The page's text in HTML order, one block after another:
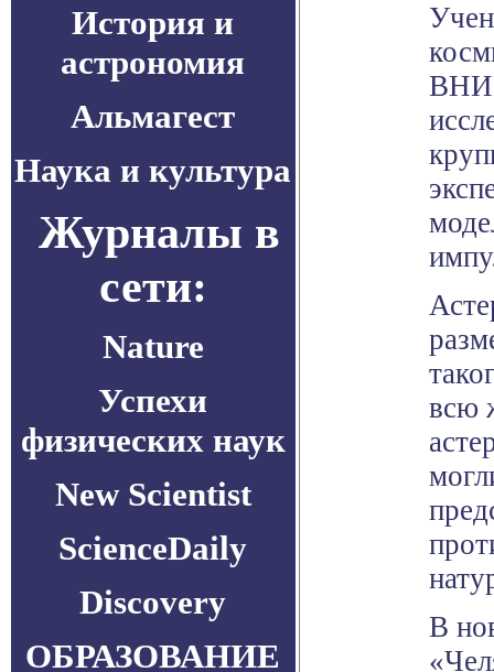
История и
астрономия
Альмагест
Наука и культура
Журналы в
сети:
Nature
Успехи
физических наук
New Scientist
ScienceDaily
Discovery
ОБРАЗОВАНИЕ
всю
В